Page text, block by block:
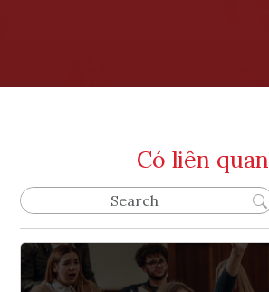
Có liên quan